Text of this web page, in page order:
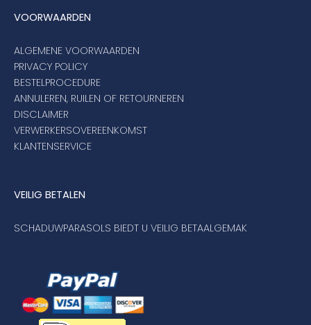
VOORWAARDEN
ALGEMENE VOORWAARDEN
PRIVACY POLICY
BESTELPROCEDURE
ANNULEREN, RUILEN OF RETOURNEREN
DISCLAIMER
VERWERKERSOVEREENKOMST
KLANTENSERVICE
VEILIG BETALEN
SCHADUWPARASOLS BIEDT U VEILIG BETAALGEMAK